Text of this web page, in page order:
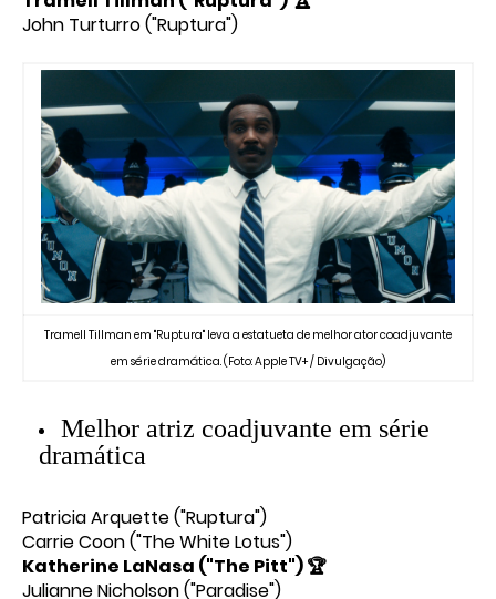
John Turturro ("Ruptura")
Tramell Tillman em "Ruptura" leva a estatueta de melhor ator coadjuvante
em série dramática. (Foto: Apple TV+ / Divulgação)
Melhor atriz coadjuvante em série
dramática
Patricia Arquette ("Ruptura")
Carrie Coon ("The White Lotus")
Katherine LaNasa ("The Pitt") 🏆
Julianne Nicholson ("Paradise")